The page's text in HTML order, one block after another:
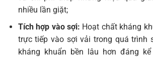
nhiều lần giặt;
Tích hợp vào sợi: Hoạt chất kháng
trực tiếp vào sợi vải trong quá trình
kháng khuẩn bền lâu hơn đáng